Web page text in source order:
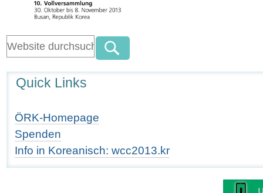
Quick Links
ÖRK-Homepage
Spenden
Info in Koreanisch: wcc2013.kr